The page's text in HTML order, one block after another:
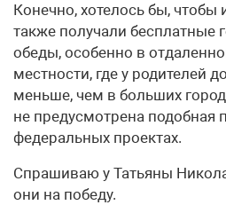
Конечно, хотелось бы, чтобы
также получали бесплатные
обеды, особенно в
местности, где у родителей
меньше, чем в больших
не предусмотрена подобная
федеральных проектах.
Спрашиваю у Татьяны
они на победу.